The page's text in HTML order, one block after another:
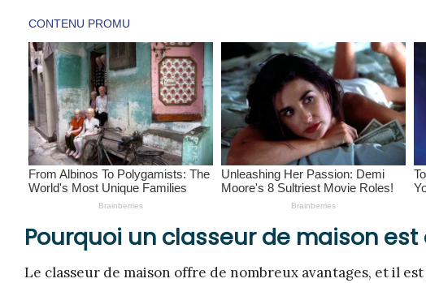
Pourquoi un classeur de maison est
Le classeur de maison offre de nombreux avantages, et il